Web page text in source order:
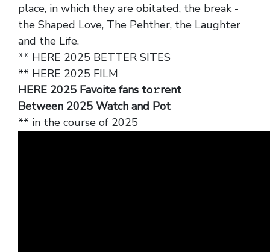
place, in which they are obitated, the break -
the Shaped Love, The Pehther, the Laughter
and the Life.
** HERE 2025 BETTER SITES
** HERE 2025 FILM
HERE 2025 Favoite fans to𝚛rent
Between 2025 Watch and Pot
** in the course of 2025